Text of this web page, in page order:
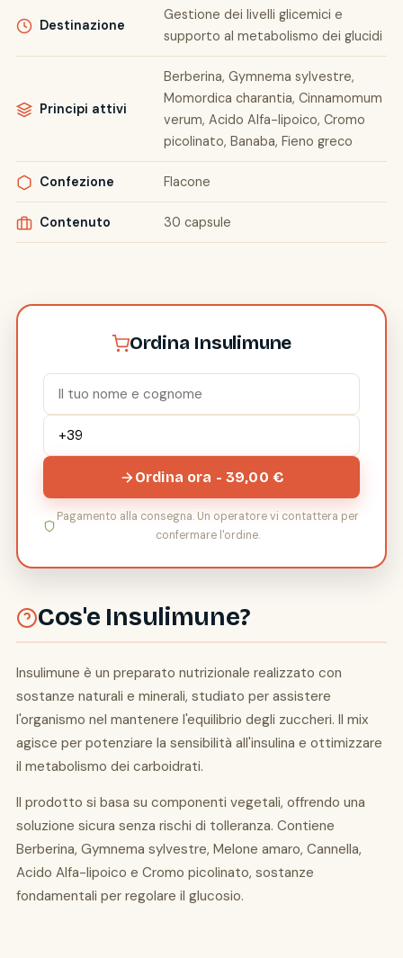
Destinazione
Gestione dei livelli glicemici e
supporto al metabolismo dei glucidi
Principi attivi
Berberina, Gymnema sylvestre,
Momordica charantia, Cinnamomum
verum, Acido Alfa-lipoico, Cromo
picolinato, Banaba, Fieno greco
Confezione Flacone
Contenuto 30 capsule
Ordina Insulimune
Ordina ora - 39,00 €
Pagamento alla consegna. Un operatore vi contattera per
confermare l'ordine.
Cos'e Insulimune?
Insulimune è un preparato nutrizionale realizzato con
sostanze naturali e minerali, studiato per assistere
l'organismo nel mantenere l'equilibrio degli zuccheri. Il mix
agisce per potenziare la sensibilità all'insulina e ottimizzare
il metabolismo dei carboidrati.
Il prodotto si basa su componenti vegetali, offrendo una
soluzione sicura senza rischi di tolleranza. Contiene
Berberina, Gymnema sylvestre, Melone amaro, Cannella,
Acido Alfa-lipoico e Cromo picolinato, sostanze
fondamentali per regolare il glucosio.